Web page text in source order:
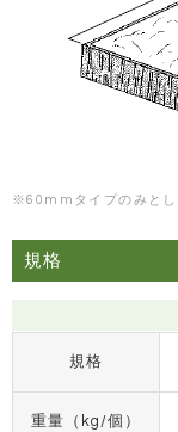
※60mmタイプのみとし
規格
規格
重量（kg/個）